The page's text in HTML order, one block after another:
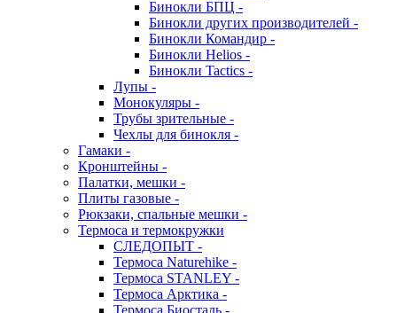
Бинокли БПЦ -
Бинокли других производителей -
Бинокли Командир -
Бинокли Helios -
Бинокли Tactics -
Лупы -
Монокуляры -
Трубы зрительные -
Чехлы для бинокля -
Гамаки -
Кронштейны -
Палатки, мешки -
Плиты газовые -
Рюкзаки, спальные мешки -
Термоса и термокружки
СЛЕДОПЫТ -
Термоса Naturehike -
Термоса STANLEY -
Термоса Арктика -
Термоса Биосталь -